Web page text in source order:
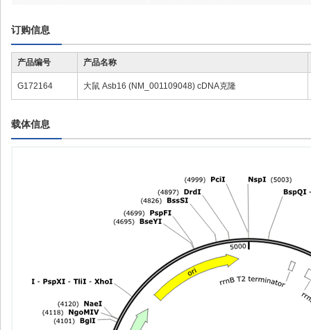
订购信息
产品编号 产品名称
G172164 大鼠 Asb16 (NM_001109048) cDNA克隆
载体信息